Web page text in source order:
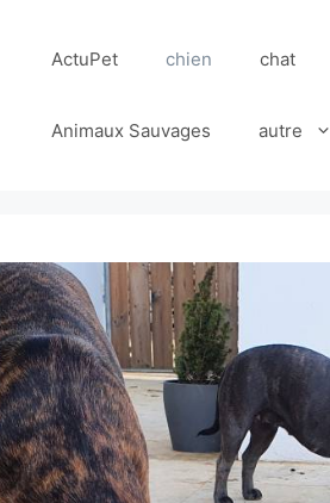
ActuPet chien chat
Animaux Sauvages autre